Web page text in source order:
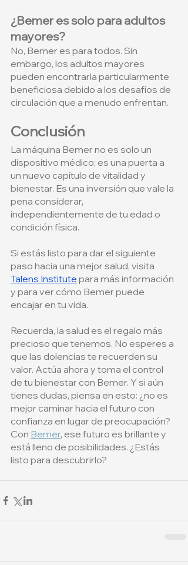
¿Bemer es solo para adultos
mayores?
No, Bemer es para todos. Sin
embargo, los adultos mayores
pueden encontrarla particularmente
beneficiosa debido a los desafíos de
circulación que a menudo enfrentan.
Conclusión
La máquina Bemer no es solo un
dispositivo médico; es una puerta a
un nuevo capítulo de vitalidad y
bienestar. Es una inversión que vale la
pena considerar,
independientemente de tu edad o
condición física.
Si estás listo para dar el siguiente
paso hacia una mejor salud, visita
Talens Institute para más información
y para ver cómo Bemer puede
encajar en tu vida.
Recuerda, la salud es el regalo más
precioso que tenemos. No esperes a
que las dolencias te recuerden su
valor. Actúa ahora y toma el control
de tu bienestar con Bemer. Y si aún
tienes dudas, piensa en esto: ¿no es
mejor caminar hacia el futuro con
confianza en lugar de preocupación?
Con Bemer, ese futuro es brillante y
está lleno de posibilidades. ¿Estás
listo para descubrirlo?